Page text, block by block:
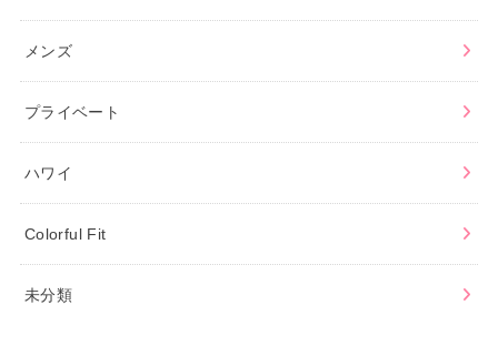
メンズ
プライベート
ハワイ
Colorful Fit
未分類